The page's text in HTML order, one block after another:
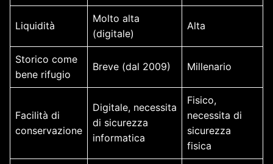
Liquidità
Molto alta
(digitale)
Alta
Storico come
bene rifugio
Breve (dal 2009) Millenario
Facilità di
conservazione
Digitale, necessita
di sicurezza
informatica
Fisico,
necessita di
sicurezza
fisica